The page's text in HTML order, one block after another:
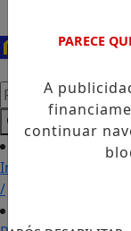
Pesquisar Notícia
Início
/
PARECE
A
continuar